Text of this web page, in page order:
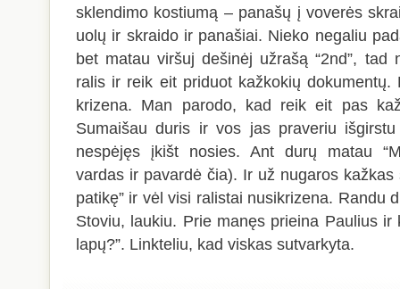
sklendimo kostiumą – panašų į voverės
uolų ir skraido ir panašiai. Nieko negaliu
bet matau viršuj dešinėj užrašą “2nd”, tad
ralis ir reik eit priduot kažkokių
krizena. Man parodo, kad reik eit pas
Sumaišau duris ir vos jas praveriu išgirstu
nespėjęs įkišt nosies. Ant durų matau
vardas ir pavardė čia). Ir už nugaros kažkas
patikę” ir vėl visi ralistai nusikrizena. Randu
Stoviu, laukiu. Prie manęs prieina Paulius ir
lapų?”. Linkteliu, kad viskas sutvarkyta.